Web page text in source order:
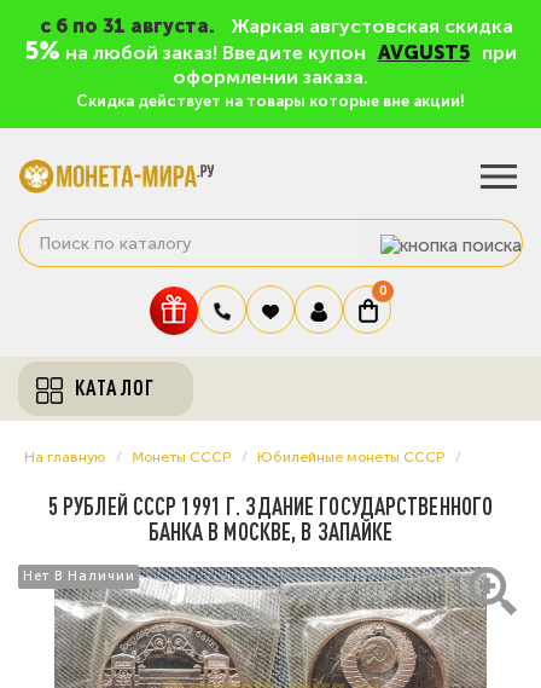
c 6 по 31 августа. Жаркая августовская скидка
5% на любой заказ! Введите купон AVGUST5
при
оформлении заказа.
Скидка действует на товары которые вне акции!
0
КАТАЛОГ
На главную Монеты СССР Юбилейные монеты СССР
5 РУБЛЕЙ СССР 1991 Г. ЗДАНИЕ ГОСУДАРСТВЕННОГО
БАНКА В МОСКВЕ, В ЗАПАЙКЕ
Нет В Наличии
Нет В Наличии